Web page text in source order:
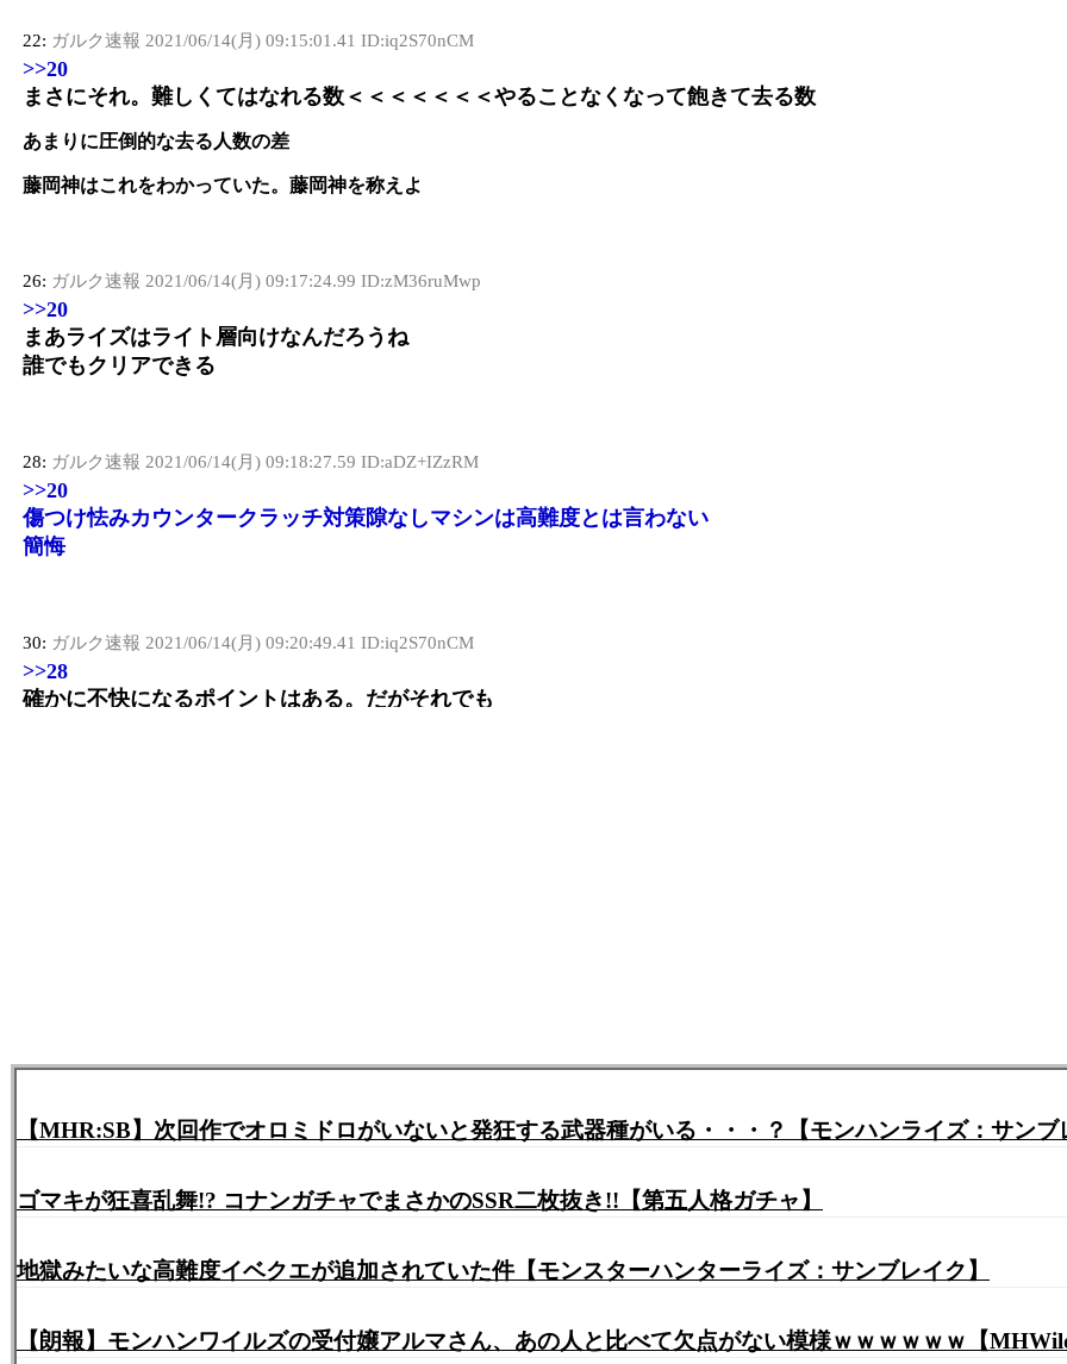
22: ガルク速報 2021/06/14(月) 09:15:01.41 ID:iq2S70nCM
>>20
まさにそれ。難しくてはなれる数＜＜＜＜＜＜＜やることなくなって飽きて去る数
あまりに圧倒的な去る人数の差
藤岡神はこれをわかっていた。藤岡神を称えよ
26: ガルク速報 2021/06/14(月) 09:17:24.99 ID:zM36ruMwp
>>20
まあライズはライト層向けなんだろうね
誰でもクリアできる
28: ガルク速報 2021/06/14(月) 09:18:27.59 ID:aDZ+IZzRM
>>20
傷つけ怯みカウンタークラッチ対策隙なしマシンは高難度とは言わない
簡悔
30: ガルク速報 2021/06/14(月) 09:20:49.41 ID:iq2S70nCM
>>28
確かに不快になるポイントはある。だがそれでも
>>31
でもアイボにどんどん戻ってきてる現実はやっぱあるで
>>36
そりゃそういう層が帰っても問題なかろ
【MHR:SB】次回作でオロミドロがいないと発狂する武器種がいる・・・？【モンハンライズ：サンブ
ゴマキが狂喜乱舞!? コナンガチャでまさかのSSR二枚抜き!!【第五人格ガチャ】
地獄みたいな高難度イベクエが追加されていた件【モンスターハンターライズ：サンブレイク】
【朗報】モンハンワイルズの受付嬢アルマさん、あの人と比べて欠点がない模様ｗｗｗｗｗｗ【